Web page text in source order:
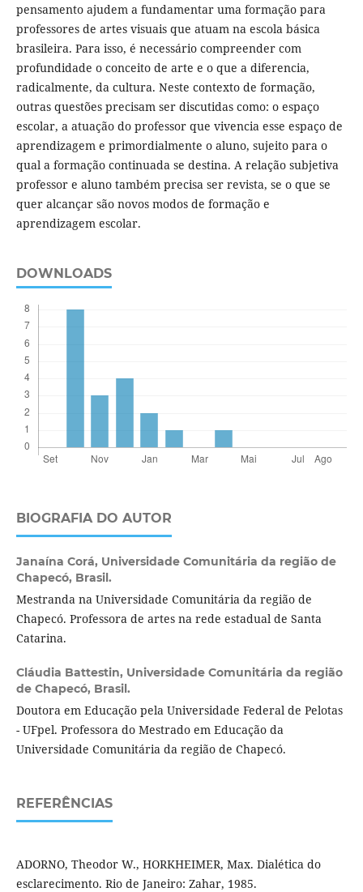
pensamento ajudem a fundamentar uma formação para
professores de artes visuais que atuam na escola básica
brasileira. Para isso, é necessário compreender com
profundidade o conceito de arte e o que a diferencia,
radicalmente, da cultura. Neste contexto de formação,
outras questões precisam ser discutidas como: o espaço
escolar, a atuação do professor que vivencia esse espaço de
aprendizagem e primordialmente o aluno, sujeito para o
qual a formação continuada se destina. A relação subjetiva
professor e aluno também precisa ser revista, se o que se
quer alcançar são novos modos de formação e
aprendizagem escolar.
DOWNLOADS
BIOGRAFIA DO AUTOR
Janaína Corá, Universidade Comunitária da região de
Chapecó, Brasil.
Mestranda na Universidade Comunitária da região de
Chapecó. Professora de artes na rede estadual de Santa
Catarina.
Cláudia Battestin, Universidade Comunitária da região
de Chapecó, Brasil.
Doutora em Educação pela Universidade Federal de Pelotas
- UFpel. Professora do Mestrado em Educação da
Universidade Comunitária da região de Chapecó.
REFERÊNCIAS
ADORNO, Theodor W., HORKHEIMER, Max. Dialética do
esclarecimento. Rio de Janeiro: Zahar, 1985.